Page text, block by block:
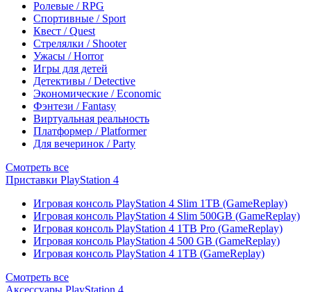
Ролевые / RPG
Спортивные / Sport
Квест / Quest
Стрелялки / Shooter
Ужасы / Horror
Игры для детей
Детективы / Detective
Экономические / Economic
Фэнтези / Fantasy
Виртуальная реальность
Платформер / Platformer
Для вечеринок / Party
Смотреть все
Приставки PlayStation 4
Игровая консоль PlayStation 4 Slim 1TB (GameReplay)
Игровая консоль PlayStation 4 Slim 500GB (GameReplay)
Игровая консоль PlayStation 4 1TB Pro (GameReplay)
Игровая консоль PlayStation 4 500 GB (GameReplay)
Игровая консоль PlayStation 4 1TB (GameReplay)
Смотреть все
Аксессуары PlayStation 4